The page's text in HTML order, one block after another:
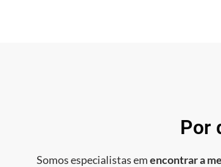
Por
Somos especialistas emencontrar a